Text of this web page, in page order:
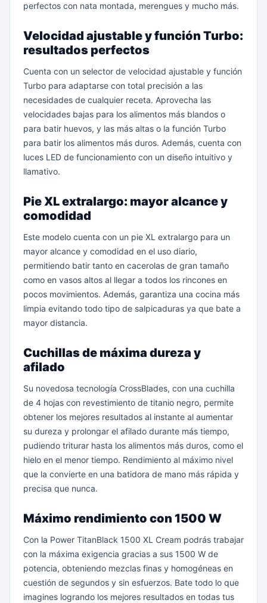
perfectos con nata montada, merengues y mucho más.
Velocidad ajustable y función Turbo:
resultados perfectos
Cuenta con un selector de velocidad ajustable y función
Turbo para adaptarse con total precisión a las
necesidades de cualquier receta. Aprovecha las
velocidades bajas para los alimentos más blandos o
para batir huevos, y las más altas o la función Turbo
para batir los alimentos más duros. Además, cuenta con
luces LED de funcionamiento con un diseño intuitivo y
llamativo.
Pie XL extralargo: mayor alcance y
comodidad
Este modelo cuenta con un pie XL extralargo para un
mayor alcance y comodidad en el uso diario,
permitiendo batir tanto en cacerolas de gran tamaño
como en vasos altos al llegar a todos los rincones en
pocos movimientos. Además, garantiza una cocina más
limpia evitando todo tipo de salpicaduras ya que bate a
mayor distancia.
Cuchillas de máxima dureza y
afilado
Su novedosa tecnología CrossBlades, con una cuchilla
de 4 hojas con revestimiento de titanio negro, permite
obtener los mejores resultados al instante al aumentar
su dureza y prolongar el afilado durante más tiempo,
pudiendo triturar hasta los alimentos más duros, como el
hielo en el menor tiempo. Rendimiento al máximo nivel
que la convierte en una batidora de mano más rápida y
precisa que nunca.
Máximo rendimiento con 1500 W
Con la Power TitanBlack 1500 XL Cream podrás trabajar
con la máxima exigencia gracias a sus 1500 W de
potencia, obteniendo mezclas finas y homogéneas en
cuestión de segundos y sin esfuerzos. Bate todo lo que
imagines logrando los mejores resultados en todas tus